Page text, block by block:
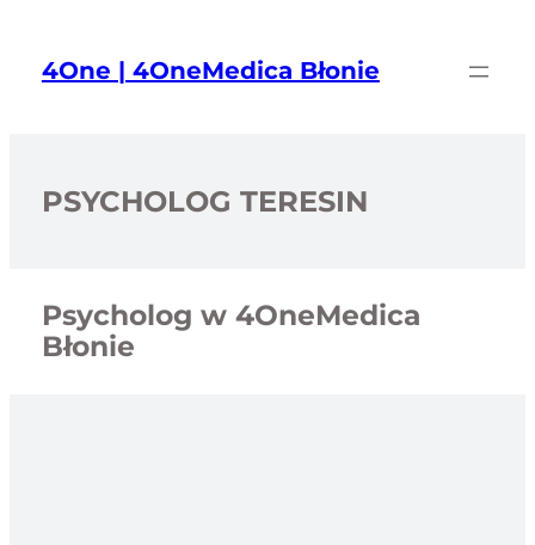
treści4One | 4OneMedica Błonie
PSYCHOLOG TERESIN
Psycholog w 4OneMedica
Błonie